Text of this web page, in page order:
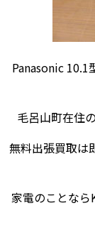
Panasonic 10.1
毛呂山町在住
無料出張買取は
家電のことなら